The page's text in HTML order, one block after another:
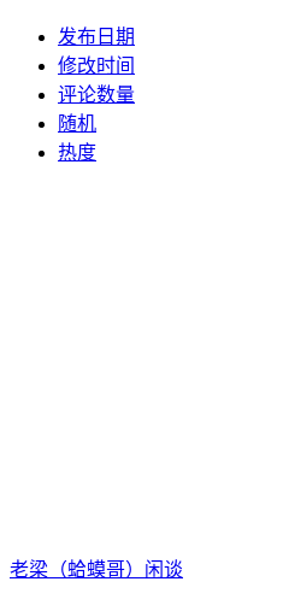
发布日期
修改时间
评论数量
随机
热度
老梁（蛤蟆哥） 闲谈